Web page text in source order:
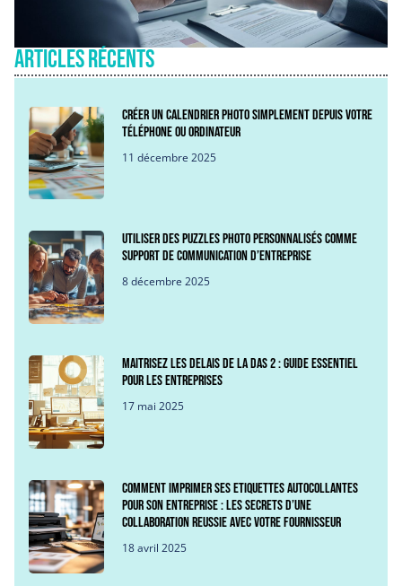
Articles récents
Créer un calendrier photo simplement depuis votre
téléphone ou ordinateur
11 décembre 2025
Utiliser des puzzles photo personnalisés comme
support de communication d’entreprise
8 décembre 2025
Maitrisez les delais de la DAS 2 : Guide essentiel
pour les entreprises
17 mai 2025
Comment imprimer ses etiquettes autocollantes
pour son entreprise : Les secrets d’une
collaboration reussie avec votre fournisseur
18 avril 2025